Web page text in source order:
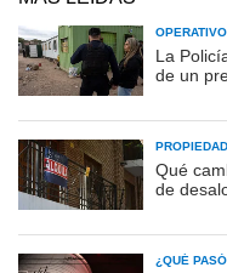
OPERATIVO
La
de un
Qué
de
¿QUÉ